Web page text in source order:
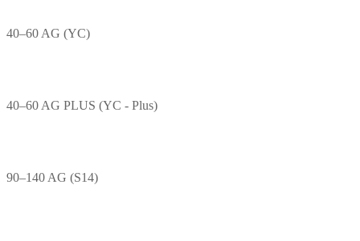
40–60 AG (YC)
40–60 AG PLUS (YC - Plus)
90–140 AG (S14)